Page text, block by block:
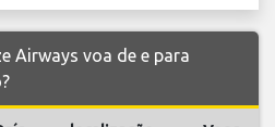
Airways voa de e para